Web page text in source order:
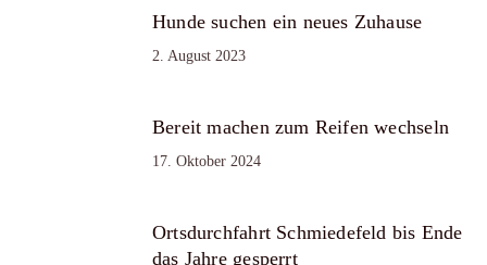
Hunde suchen ein neues Zuhause
2. August 2023
Bereit machen zum Reifen wechseln
17. Oktober 2024
Ortsdurchfahrt Schmiedefeld bis Ende
das Jahre gesperrt